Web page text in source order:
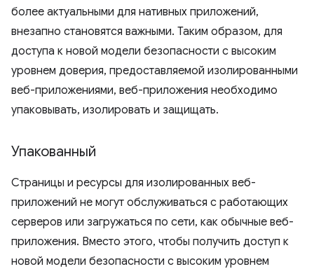
более актуальными для нативных приложений,
внезапно становятся важными. Таким образом, для
доступа к новой модели безопасности с высоким
уровнем доверия, предоставляемой изолированными
веб-приложениями, веб-приложения необходимо
упаковывать, изолировать и защищать.
Упакованный
Страницы и ресурсы для изолированных веб-
приложений не могут обслуживаться с работающих
серверов или загружаться по сети, как обычные веб-
приложения. Вместо этого, чтобы получить доступ к
новой модели безопасности с высоким уровнем